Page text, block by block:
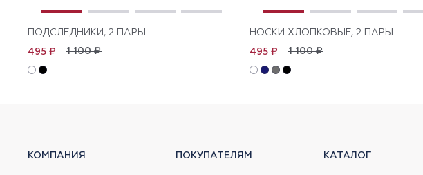
ПОДСЛЕДНИКИ, 2 ПАРЫ
1 100 ₽
495 ₽
НОСКИ ХЛОПКОВЫЕ, 2 ПАРЫ
1 100 ₽
495 ₽
КОМПАНИЯ ПОКУПАТЕЛЯМ КАТАЛОГ